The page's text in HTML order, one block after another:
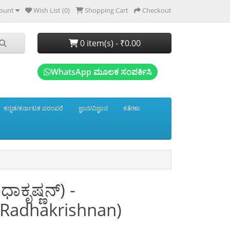
Wish List (0) Shopping Cart Checkout
0 item(s) - ₹0.00
WhatsApp ಮೂಲಕ ಸಂಪರ್ಕಿಸಿ
ಕನ್ನಡ/ಕರ್ನಾಟಕ ಪರಂಪರೆ ಜ್ಞಾನ/ವಿಜ್ಞಾನ ಕತೆಗಳು
-